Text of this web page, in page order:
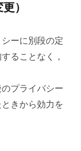
）
ーに別段の定
ることなく，
プライバシー
きから効力を